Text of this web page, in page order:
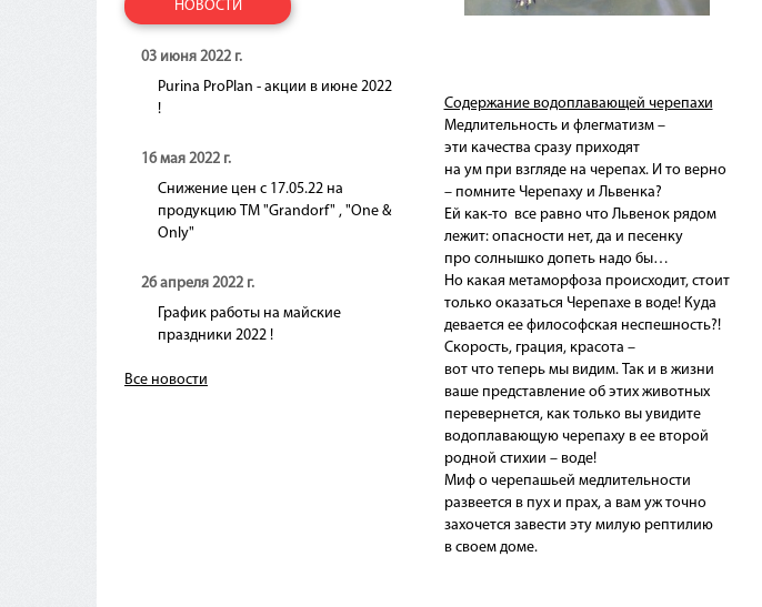
Содержание водоплавающей черепахи
Медлительность и флегматизм –
эти качества сразу приходят
на ум при взгляде на черепах. И то верно
– помните Черепаху и Львенка?
Ей как-товсе равно что Львенок рядом
лежит: опасности нет, да и песенку
про солнышко допеть надо бы…
Но какая метаморфоза происходит, стоит
только оказаться Черепахе в воде! Куда
девается ее философская неспешность?!
Скорость, грация, красота –
вот что теперь мы видим. Так и в жизни
ваше представление об этих животных
перевернется, как только вы увидите
водоплавающую черепаху в ее второй
родной стихии – воде!
Миф о черепашьей медлительности
развеется в пух и прах, а вам уж точно
захочется завести эту милую рептилию
в своем доме.
НОВОСТИ
03 июня 2022 г.
Purina ProPlan - акции в июне 2022
!
16 мая 2022 г.
Снижение цен с 17.05.22 на
продукцию ТМ "Grandorf" , "One &
Only"
26 апреля 2022 г.
График работы на майские
праздники 2022 !
Все новости